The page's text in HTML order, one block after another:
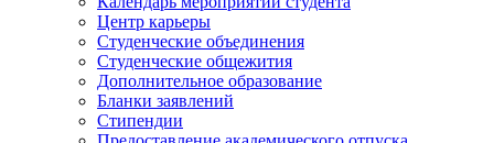
Центр карьеры
Студенческие объединения
Студенческие общежития
Дополнительное образование
Бланки заявлений
Стипендии